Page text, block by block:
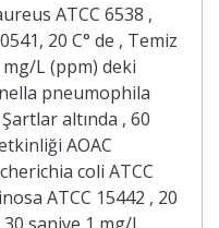
ATCC 6538 ,
20 C° de , Temiz
mg/L (ppm) deki
pneumophila
altında , 60
AOAC
coli ATCC
ATCC 15442 , 20
30 saniye 1 mg/L